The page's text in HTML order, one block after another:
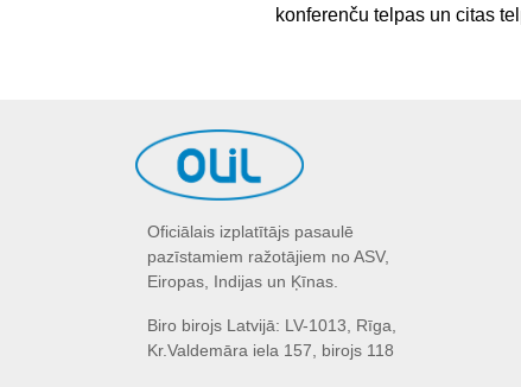
konferenču telpas un citas
Oficiālais izplatītājs pasaulē
pazīstamiem ražotājiem no ASV,
Eiropas, Indijas un Ķīnas.
Biro birojs Latvijā: LV-1013, Rīga,
Kr.Valdemāra iela 157, birojs 118